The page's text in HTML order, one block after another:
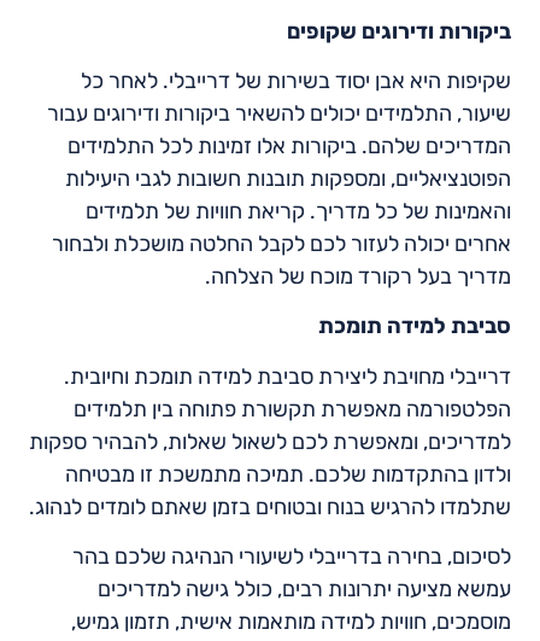
ביקורות ודירוגים שקופים
שקיפות היא אבן יסוד בשירות של דרייבלי. לאחר כל
שיעור, התלמידים יכולים להשאיר ביקורות ודירוגים עבור
המדריכים שלהם. ביקורות אלו זמינות לכל התלמידים
הפוטנציאליים, ומספקות תובנות חשובות לגבי היעילות
והאמינות של כל מדריך. קריאת חוויות של תלמידים
אחרים יכולה לעזור לכם לקבל החלטה מושכלת ולבחור
מדריך בעל רקורד מוכח של הצלחה.
סביבת למידה תומכת
דרייבלי מחויבת ליצירת סביבת למידה תומכת וחיובית.
הפלטפורמה מאפשרת תקשורת פתוחה בין תלמידים
למדריכים, ומאפשרת לכם לשאול שאלות, להבהיר ספקות
ולדון בהתקדמות שלכם. תמיכה מתמשכת זו מבטיחה
שתלמדו להרגיש בנוח ובטוחים בזמן שאתם לומדים לנהוג.
לסיכום, בחירה בדרייבלי לשיעורי הנהיגה שלכם בהר
עמשא מציעה יתרונות רבים, כולל גישה למדריכים
מוסמכים, חוויות למידה מותאמות אישית, תזמון גמיש,